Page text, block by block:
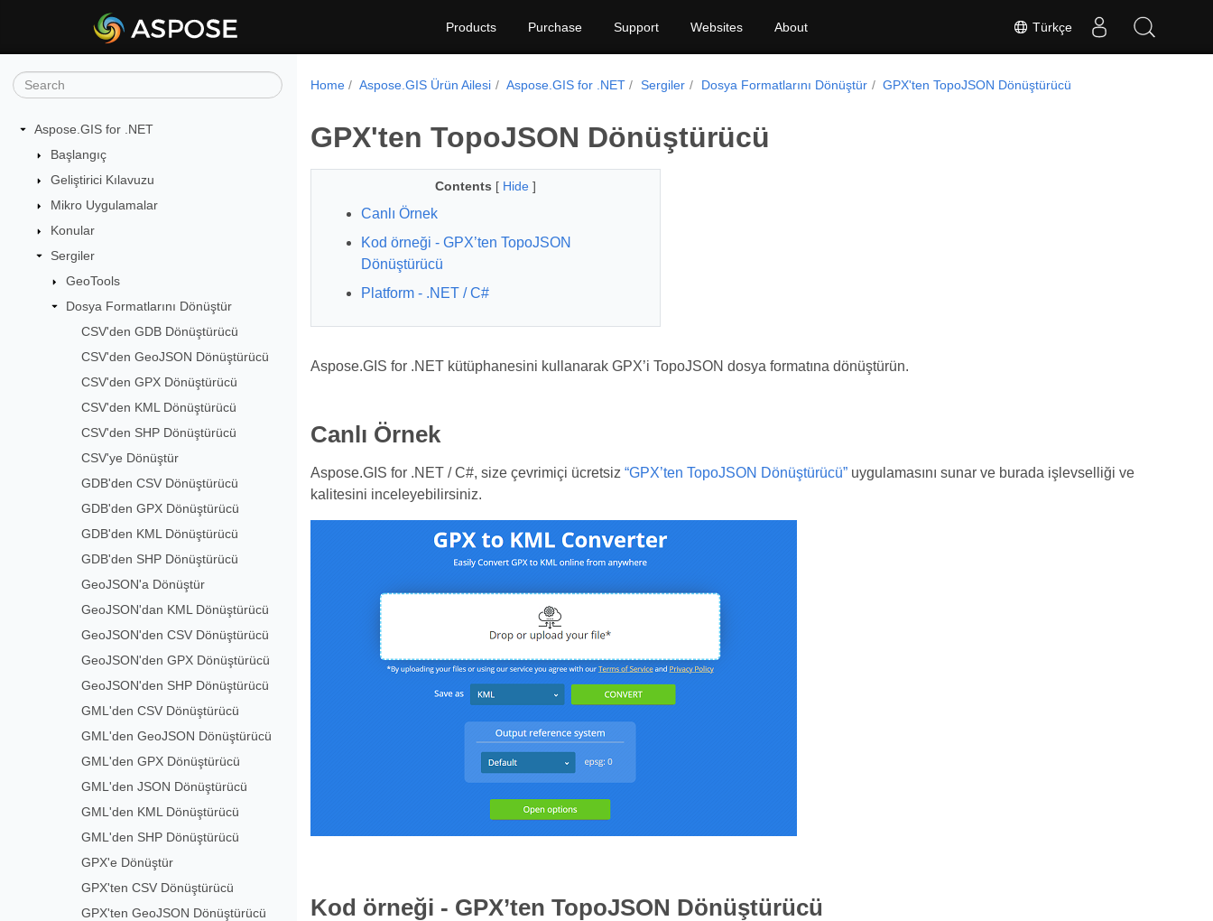
Türkçe
Products Purchase Support Websites About
Aspose.GIS for .NET
Başlangıç
Geliştirici Kılavuzu
Mikro Uygulamalar
Konular
Sergiler
GeoTools
Dosya Formatlarını Dönüştür
CSV'den GDB Dönüştürücü
CSV'den GeoJSON Dönüştürücü
CSV'den GPX Dönüştürücü
CSV'den KML Dönüştürücü
CSV'den SHP Dönüştürücü
CSV'ye Dönüştür
GDB'den CSV Dönüştürücü
GDB'den GPX Dönüştürücü
GDB'den KML Dönüştürücü
GDB'den SHP Dönüştürücü
GeoJSON'a Dönüştür
GeoJSON'dan KML Dönüştürücü
GeoJSON'den CSV Dönüştürücü
GeoJSON'den GPX Dönüştürücü
GeoJSON'den SHP Dönüştürücü
GML'den CSV Dönüştürücü
GML'den GeoJSON Dönüştürücü
GML'den GPX Dönüştürücü
GML'den JSON Dönüştürücü
GML'den KML Dönüştürücü
GML'den SHP Dönüştürücü
GPX'e Dönüştür
GPX'ten CSV Dönüştürücü
GPX'ten GeoJSON Dönüştürücü
Home Aspose.GIS Ürün Ailesi Aspose.GIS for .NET Sergiler Dosya Formatlarını Dönüştür GPX'ten TopoJSON Dönüştürücü
GPX'ten TopoJSON Dönüştürücü
Contents [ Hide ]
Canlı Örnek
Kod örneği - GPX’ten TopoJSON
Dönüştürücü
Platform - .NET / C#
Aspose.GIS for .NET kütüphanesini kullanarak GPX’i TopoJSON dosya formatına dönüştürün.
Canlı Örnek
Aspose.GIS for .NET / C#, size çevrimiçi ücretsiz “GPX’ten TopoJSON Dönüştürücü”uygulamasını sunar ve burada işlevselliği ve
kalitesini inceleyebilirsiniz.
Kod örneği - GPX’ten TopoJSON Dönüştürücü